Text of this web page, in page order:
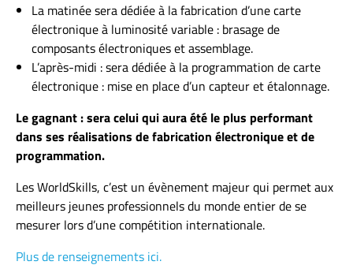
La matinée sera dédiée à la fabrication d’une carte
électronique à luminosité variable : brasage de
composants électroniques et assemblage.
L’après-midi : sera dédiée à la programmation de carte
électronique : mise en place d’un capteur et étalonnage.
Le gagnant : sera celui qui aura été le plus performant
dans ses réalisations de fabrication électronique et de
programmation.
Les WorldSkills, c’est un évènement majeur qui permet aux
meilleurs jeunes professionnels du monde entier de se
mesurer lors d’une compétition internationale.
Plus de renseignements ici.